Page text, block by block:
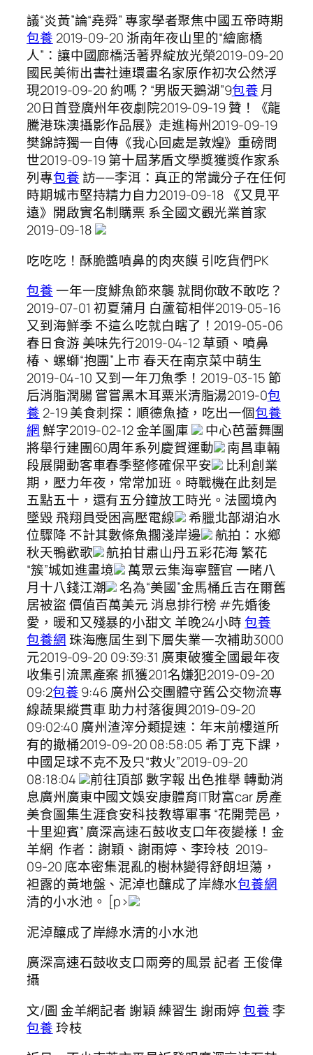
議“炎黃”論“堯舜” 專家學者聚焦中國五帝時期
包養 2019-09-20 浙南年夜山里的“繪廊橋
人”：讓中國廊橋活著界綻放光榮2019-09-20
國民美術出書社連環畫名家原作初次公然浮
現2019-09-20 約嗎？“男版天鵝湖”9包養月
20日首登廣州年夜劇院2019-09-19 贊！《龍
騰港珠澳攝影作品展》走進梅州2019-09-19
樊錦詩獨一自傳《我心回處是敦煌》重磅問
世2019-09-19 第十屆茅盾文學獎獲獎作家系
列專包養訪——李洱：真正的常識分子在任何
時期城市堅持精力自力2019-09-18 《又見平
遠》開啟實名制購票 系全國文觀光業首家
2019-09-18
吃吃吃！酥脆醬噴鼻的肉夾饃 引吃貨們PK
包養一年一度鯡魚節來襲 就問你敢不敢吃？
2019-07-01 初夏蒲月 白蘆筍相伴2019-05-16
又到海鮮季 不這么吃就白瞎了！2019-05-06
春日食游 美味先行2019-04-12 草頭、噴鼻
椿、螺螄“抱團”上市 春天在南京菜中萌生
2019-04-10 又到一年刀魚季！2019-03-15 節
后消脂潤腸 嘗嘗黑木耳粟米清脂湯2019-0包
養 2-19 美食刺探：順德魚揸，吃出一個包養
網 鮮字2019-02-12 金羊圖庫
中心芭蕾舞團
將舉行建團60周年系列慶賀運動
南昌車輛
段展開動客車春季整修確保平安
比利創業
期，壓力年夜，常常加班。時戰機在此刻是
五點五十，還有五分鐘放工時光。法國境內
墜毀 飛翔員受困高壓電線
希臘北部湖泊水
位驟降 不計其數條魚擱淺岸邊
航拍：水鄉
秋天鴨歡歌
航拍甘肅山丹五彩花海 繁花
“簇”城如進畫境
萬眾云集海寧鹽官 一睹八
月十八錢江潮
名為“美國”金馬桶丘吉在爾舊
居被盜 價值百萬美元 消息排行榜 #先婚後
愛，暖和又殘暴的小甜文 羊晚24小時包養
包養網珠海應屆生到下層失業一次補助3000
元2019-09-20 09:39:31 廣東破獲全國最年夜
收集引流黑產案 抓獲201名嫌犯2019-09-20
09:2包養9:46 廣州公交團體守舊公交物流專
線蔬果縱貫車 助力村落復興2019-09-20
09:02:40 廣州渣滓分類提速：年末前樓道所
有的撤桶2019-09-20 08:58:05 希丁克下課，
中國足球不克不及只“救火”2019-09-20
08:18:04
前往頂部 數字報 出色推舉 轉動消
息廣州廣東中國文娛安康體育IT財富car 房產
美食圖集生涯食安科技教導軍事 “花開莞邑，
十里迎賓” 廣深高速石鼓收支口年夜變樣！金
羊網 作者：謝穎、謝雨婷、李玲枝 2019-
09-20 底本密集混亂的樹林變得舒朗坦蕩，
袒露的黃地盤、泥淖也釀成了岸綠水包養網
清的小水池。 [p>
泥淖釀成了岸綠水清的小水池
廣深高速石鼓收支口兩旁的風景 記者 王俊偉
攝
文/圖 金羊網記者 謝穎 練習生 謝雨婷包養 李
包養玲枝